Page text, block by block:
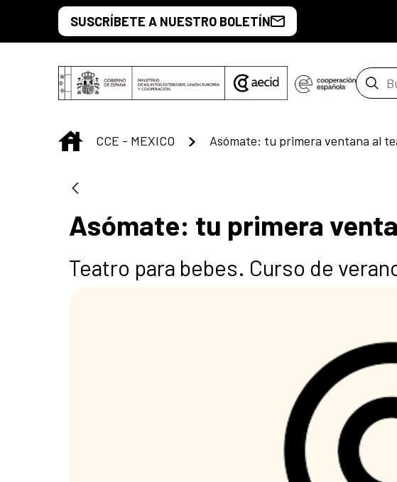
Saltar al contenido principal
SUSCRÍBETE A NUESTRO BOLETÍN
INICIO
CCE - MEXICO Asómate: tu primera ventana al
Asómate: tu primera
Teatro para bebes. Curso de